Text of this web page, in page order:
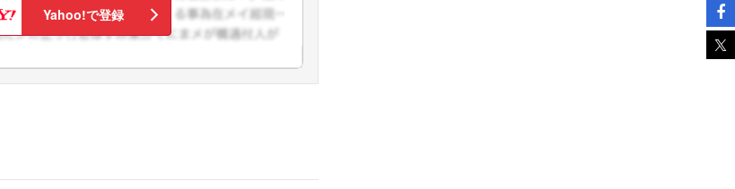
こちらの企業もフォローしませんか？
Yahoo!で登録